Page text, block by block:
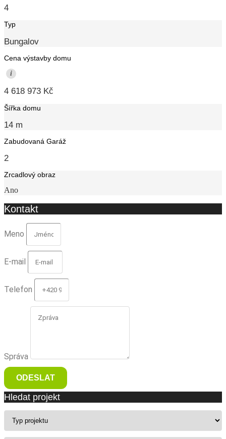
4
Typ
Bungalov
Cena výstavby domu
i
4 618 973 Kč
Šířka domu
14 m
Zabudovaná Garáž
2
Zrcadlový obraz
Ano
Kontakt
Meno
E-mail
Telefon
Správa
ODESLAT
Hledat projekt